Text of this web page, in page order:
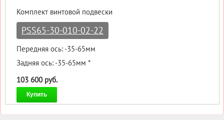
Комплект винтовой подвески
PSS65-30-010-02-22
Передняя ось: -35-65мм
Задняя ось: -35-65мм *
103 600 руб.
Купить